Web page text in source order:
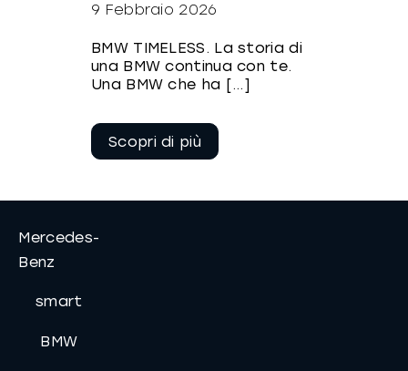
9 Febbraio 2026
BMW TIMELESS. La storia di
una BMW continua con te.
Una BMW che ha [...]
leggere
Mercedes-
Benz
smart
BMW